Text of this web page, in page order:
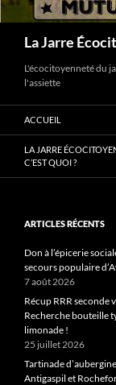
La Jarre
L'écocitoyenneté du
l'assiette
ACCUEIL
LA JARRE
C’EST QUOI ?
ARTICLES RÉCENTS
Don à l’épicerie
secours populaire
7 août 2026
Récup RRR seconde
Recherche bouteille
limonade !
25 juillet 2026
Tartinade d’aubergine
Antigaspil et